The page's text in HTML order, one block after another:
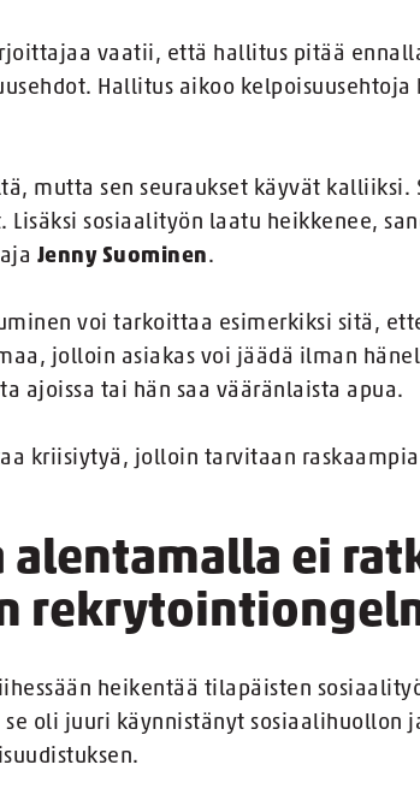
vaatii, että hallitus pitää
Hallitus aikoo kelpoisuusehtoja
mutta sen seuraukset käyvät
sosiaalityön laatu heikkenee,
Jenny Suominen.
voi tarkoittaa esimerkiksi sitä,
jolloin asiakas voi jäädä ilman
ajoissa tai hän saa vääränlaista apua.
kriisiytyä, jolloin tarvitaan
alentamalla ei
heikentää tilapäisten
oli juuri käynnistänyt sosiaalihuollon